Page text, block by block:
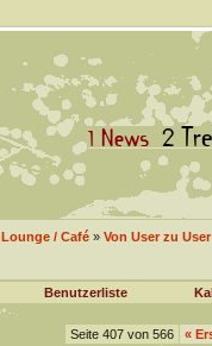
Lounge / Café» Von User zu User
Benutzerliste
Seite 407 von 566 «